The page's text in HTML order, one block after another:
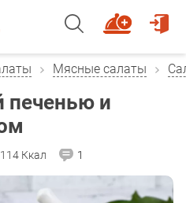
Мясные салаты
печенью и
114 Ккал 1